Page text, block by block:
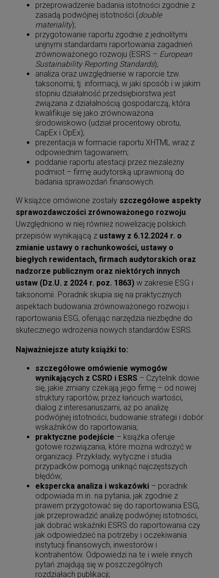
przeprowadzenie badania istotności zgodnie z
zasadą podwójnej istotności (double
materiality);
przygotowanie raportu zgodnie z jednolitymi
unijnymi standardami raportowania zagadnień
zrównoważonego rozwoju (ESRS – European
Sustainability Reporting Standards);
analiza oraz uwzględnienie w raporcie tzw.
taksonomii, tj. informacji, w jaki sposób i w jakim
stopniu działalność przedsiębiorstwa jest
związana z działalnością gospodarczą, która
kwalifikuje się jako zrównoważona
środowiskowo (udział procentowy obrotu,
CapEx i OpEx);
prezentacja w formacie raportu XHTML wraz z
odpowiednim tagowaniem;
poddanie raportu atestacji przez niezależny
podmiot – firmę audytorską uprawnioną do
badania sprawozdań finansowych.
W książce omówione zostały szczegółowe aspekty
sprawozdawczości zrównoważonego rozwoju.
Uwzględniono w niej również nowelizację polskich
przepisów wynikającą z ustawy z 6.12.2024 r. o
zmianie ustawy o rachunkowości, ustawy o
biegłych rewidentach, firmach audytorskich oraz
nadzorze publicznym oraz niektórych innych
ustaw (Dz.U. z 2024 r. poz. 1863) w zakresie ESG i
taksonomii. Poradnik skupia się na praktycznych
aspektach budowania zrównoważonego rozwoju i
raportowania ESG, oferując narzędzia niezbędne do
skutecznego wdrożenia nowych standardów ESRS.
Najważniejsze atuty książki to:
szczegółowe omówienie wymogów
wynikających z CSRD i ESRS – Czytelnik dowie
się, jakie zmiany czekają jego firmę – od nowej
struktury raportów, przez łańcuch wartości,
dialog z interesariuszami, aż po analizę
podwójnej istotności, budowanie strategii i dobór
wskaźników do raportowania;
praktyczne podejście – książka oferuje
gotowe rozwiązania, które można wdrożyć w
organizacji. Przykłady, wytyczne i studia
przypadków pomogą uniknąć najczęstszych
błędów;
ekspercka analiza i wskazówki – poradnik
odpowiada m.in. na pytania, jak zgodnie z
prawem przygotować się do raportowania ESG,
jak przeprowadzić analizę podwójnej istotności,
jak dobrać wskaźniki ESRS do raportowania czy
jak odpowiedzieć na potrzeby i oczekiwania
instytucji finansowych, inwestorów i
kontrahentów. Odpowiedzi na te i wiele innych
pytań znajdują się w poszczególnych
rozdziałach publikacji;